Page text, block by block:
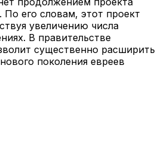
его словам, этот проект
увеличению числа
В правительстве
существенно расширить
поколения евреев